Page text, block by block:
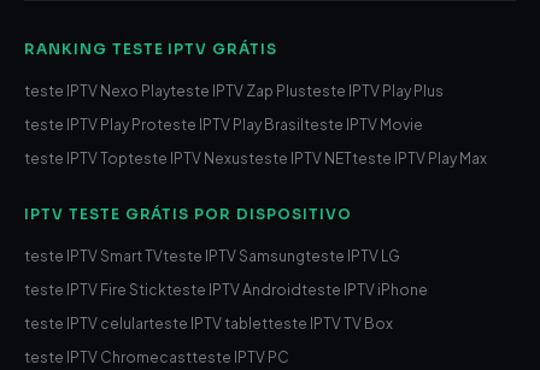
RANKING TESTE IPTV GRÁTIS
teste IPTV Nexo Playteste IPTV Zap Plusteste IPTV Play Plus
teste IPTV Play Proteste IPTV Play Brasil teste IPTV Movie
teste IPTV Topteste IPTV Nexusteste IPTV NETteste IPTV Play Max
IPTV TESTE GRÁTIS POR DISPOSITIVO
teste IPTV Smart TVteste IPTV Samsungteste IPTV LG
teste IPTV Fire Stickteste IPTV Android teste IPTV iPhone
teste IPTV celularteste IPTV tabletteste IPTV TV Box
teste IPTV Chromecastteste IPTV PC